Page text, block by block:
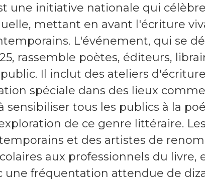
une initiative nationale qui
mettant en avant l'écriture
L'événement, qui se
rassemble poètes, éditeurs,
Il inclut des ateliers
spéciale dans des lieux
sensibiliser tous les publics à la
de ce genre littéraire.
et des artistes de
aux professionnels du livre,
une fréquentation attendue de